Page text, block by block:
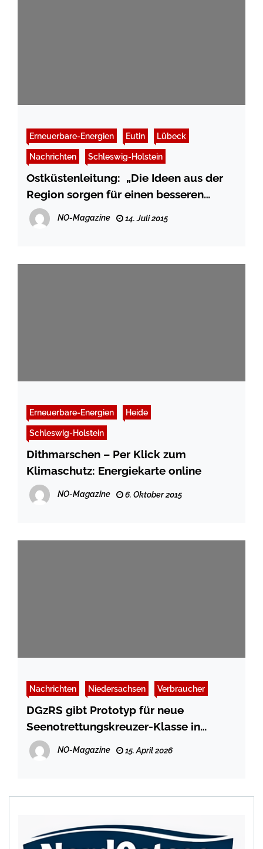
Erneuerbare-Energien Eutin Lübeck
Nachrichten Schleswig-Holstein
Ostküstenleitung: „Die Ideen aus der
Region sorgen für einen besseren
Leitungsverlauf“
NO-Magazine 14. Juli 2015
Erneuerbare-Energien Heide
Schleswig-Holstein
Dithmarschen – Per Klick zum
Klimaschutz: Energiekarte online
NO-Magazine 6. Oktober 2015
Nachrichten Niedersachsen Verbraucher
DGzRS gibt Prototyp für neue
Seenotrettungskreuzer-Klasse in
Auftrag
NO-Magazine 15. April 2026